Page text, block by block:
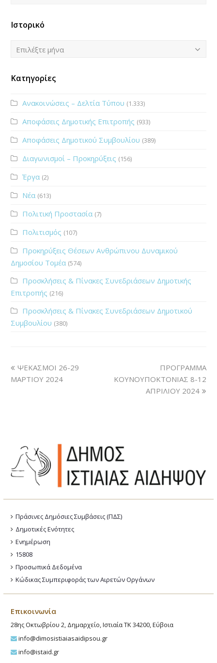
Ιστορικό
Ιστορικό
Επιλέξτε μήνα
Κατηγορίες
Ανακοινώσεις – Δελτία Τύπου (1.333)
Αποφάσεις Δημοτικής Επιτροπής (933)
Αποφάσεις Δημοτικού Συμβουλίου (389)
Διαγωνισμοί – Προκηρύξεις (156)
Έργα (2)
Νέα (613)
Πολιτική Προστασία (7)
Πολιτισμός (107)
Προκηρύξεις Θέσεων Ανθρώπινου Δυναμικού
Δημοσίου Τομέα (574)
Προσκλήσεις & Πίνακες Συνεδριάσεων Δημοτικής
Επιτροπής (216)
Προσκλήσεις & Πίνακες Συνεδριάσεων Δημοτικού
Συμβουλίου (380)
ΨΕΚΑΣΜΟΙ 26-29
ΜΑΡΤΙΟΥ 2024
ΠΡΟΓΡΑΜΜΑ
ΚΟΥΝΟΥΠΟΚΤΟΝΙΑΣ 8-12
ΑΠΡΙΛΙΟΥ 2024
Πράσινες Δημόσιες Συμβάσεις (ΠΔΣ)
Δημοτικές Ενότητες
Ενημέρωση
15808
Προσωπικά Δεδομένα
Κώδικας Συμπεριφοράς των Αιρετών Οργάνων
Επικοινωνία
28ης Οκτωβρίου 2, Δημαρχείο, Ιστιαία ΤΚ 34200, Εύβοια
info@dimosistiaiasaidipsou.gr
info@istaid.gr